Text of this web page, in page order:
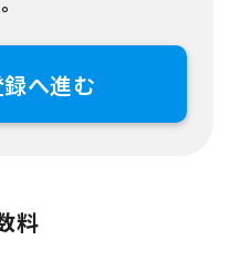
へ進む
料